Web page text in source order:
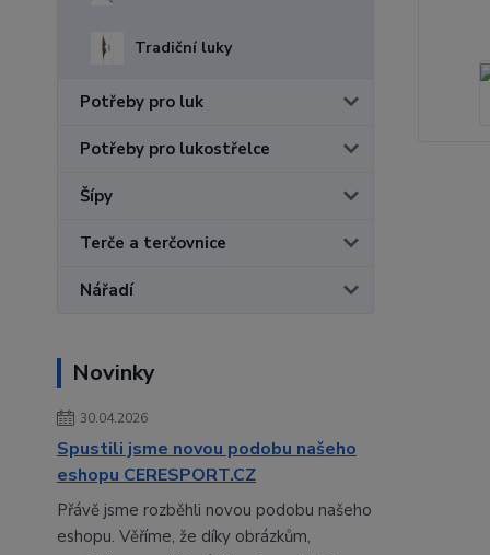
Tradiční luky
Potřeby pro luk
Potřeby pro lukostřelce
Šípy
Terče a terčovnice
Nářadí
Novinky
30.04.2026
Spustili jsme novou podobu našeho
eshopu CERESPORT.CZ
Přávě jsme rozběhli novou podobu našeho
eshopu. Věříme, že díky obrázkům,